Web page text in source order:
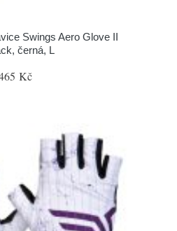
Swings Aero Glove II
černá, L
Kč